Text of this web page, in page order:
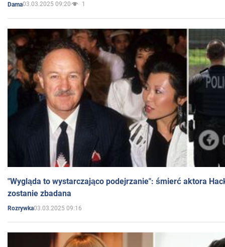
Dama03.03.2025 09:20 1
"Wygląda to wystarczająco podejrzanie": śmierć aktora
zostanie zbadana
Rozrywka03.03.2025 09:16